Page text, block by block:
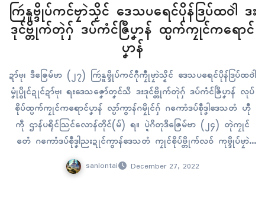
ကြဴနူဗ္ဒိုပ်ကၚ်ဗၠာဲသၟိၚ် ဒေသပရေၚ်ပိုန်ဒြပ်ထဝါဲ ဒး
ဒုၚ်ဗ္တိုက်တုဲဂှ် ဒပ်ကံၚ်ဇြဳပၞာန် ထ္ပက်ကၠုၚ်ကရောၚ်
ပၞာန်
ဍာ်ဗု၊ ဒဳဇြေမ်ဗာ (၂၇) ကြဴနူဗ္ဒိုပ်ကၚ်ဂီုကၠီုဗၠာဲသၟိၚ် ဒေသပရေၚ်ပိုန်ဒြပ်ထဝါဲ
မၞုံပွိုၚ်ဍုၚ်ဍာ်ဗု၊ ရးဒေသဇၞော်တၞၚ်သဳ ဒးဒုၚ်ဗ္တိုက်တုဲဂှ် ဒပ်ကံၚ်ဇြဳပၞာန် လုပ်
စိုပ်ထ္ပက်ကၠုၚ်ကရောၚ်ပၞာန် လ္ပာ်ကွာန်ဂမၠိုၚ်ဂှ် ဂကောံဒပ်စဵုဒၞါဒေသတံ ဟီု
ကဵု ဌာန်ပရိုၚ်သြၚ်လောန်တိုၚ်(မ်) ရ။ ပ္ဍဲဂိတုဒဳဇြေမ်ဗာ (၂၄) တုဲကၠုၚ်
တေံ ဂကောံဒပ်စဵုဒၞါညးဍုၚ်ကွာန်ဒေသတံ ကၠုၚ်စိုပ်ဗ္တိုက်လဝ် ကုဗ္ဒိုပ်ဗၠာဲ
သၟိၚ် ကံၚ်ဇြဳပၞာန် နူကဵုဒၞါဲဒေသတၟေၚ် ပရေၚ်ပိုန်ဒြပ်ထဝါဲ ဇြဟတ်ဒပ် ပွဳပွူ
(၁၅) တၠ မဖျေံလဝ်သ္ဇိုၚ်ဂှ်ရ။ ကြဴနူဗ္ဒိုပ်ကၚ်ဗၠာဲသၟိၚ်…
sanlontai December 27, 2022